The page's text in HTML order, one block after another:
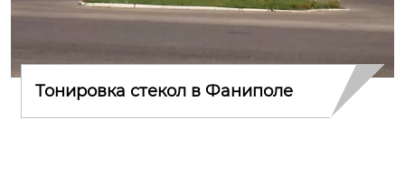
Тонировка стекол в Фаниполе